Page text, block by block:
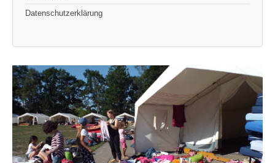
Datenschutzerklärung